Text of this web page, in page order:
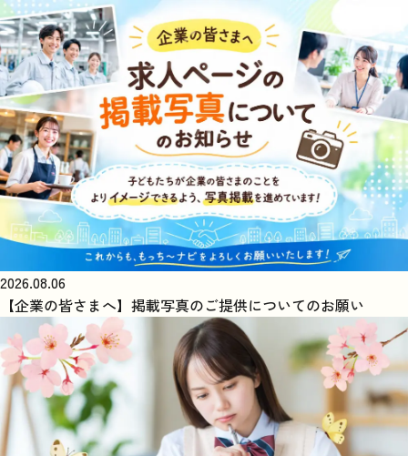
2026.08.06
【企業の皆さまへ】掲載写真のご提供についてのお願い